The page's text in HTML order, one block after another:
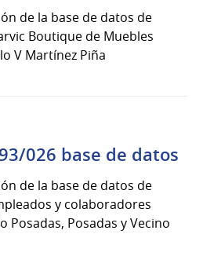
de la base de datos de
Boutique de Muebles
V Martínez Piña
026 base de datos
de la base de datos de
y colaboradores
Posadas, Posadas y Vecino